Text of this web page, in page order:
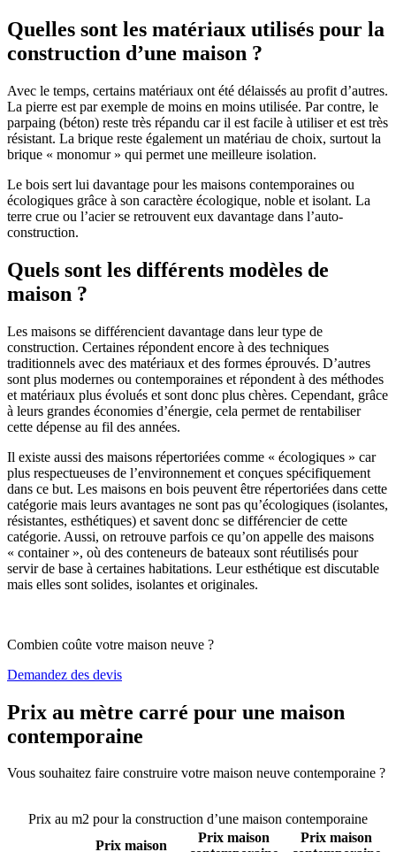
Quelles sont les matériaux utilisés pour la
construction d’une maison ?
Avec le temps, certains matériaux ont été délaissés au profit d’autres.
La pierre est par exemple de moins en moins utilisée. Par contre, le
parpaing (béton) reste très répandu car il est facile à utiliser et est très
résistant. La brique reste également un matériau de choix, surtout la
brique « monomur » qui permet une meilleure isolation.
Le bois sert lui davantage pour les maisons contemporaines ou
écologiques grâce à son caractère écologique, noble et isolant. La
terre crue ou l’acier se retrouvent eux davantage dans l’auto-
construction.
Quels sont les différents modèles de
maison ?
Les maisons se différencient davantage dans leur type de
construction. Certaines répondent encore à des techniques
traditionnels avec des matériaux et des formes éprouvés. D’autres
sont plus modernes ou contemporaines et répondent à des méthodes
et matériaux plus évolués et sont donc plus chères. Cependant, grâce
à leurs grandes économies d’énergie, cela permet de rentabiliser
cette dépense au fil des années.
Il existe aussi des maisons répertoriées comme « écologiques » car
plus respectueuses de l’environnement et conçues spécifiquement
dans ce but. Les maisons en bois peuvent être répertoriées dans cette
catégorie mais leurs avantages ne sont pas qu’écologiques (isolantes,
résistantes, esthétiques) et savent donc se différencier de cette
catégorie. Aussi, on retrouve parfois ce qu’on appelle des maisons
« container », où des conteneurs de bateaux sont réutilisés pour
servir de base à certaines habitations. Leur esthétique est discutable
mais elles sont solides, isolantes et originales.
Combien coûte votre maison neuve ?
Demandez des devis
Prix au mètre carré pour une maison
contemporaine
Vous souhaitez faire construire votre maison neuve contemporaine ?
Prix au m2 pour la construction d’une maison contemporaine
Prix maison
Prix maison
Prix maison